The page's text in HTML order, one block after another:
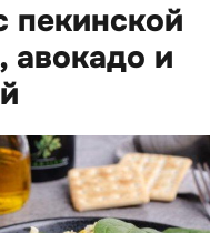
пекинской
авокадо и